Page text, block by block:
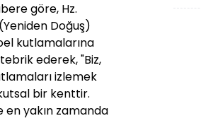
göre, Hz.
Doğuş)
kutlamalarına
ederek, "Biz,
izlemek
bir kenttir.
en yakın zamanda